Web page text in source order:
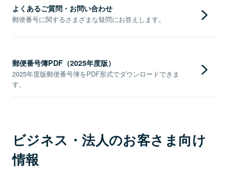
よくあるご質問・お問い合わせ
郵便番号に関するさまざまな疑問にお答えします。
郵便番号簿PDF（2025年度版）
2025年度版郵便番号簿をPDF形式でダウンロードできま
す。
ビジネス・法人のお客さま向け
情報